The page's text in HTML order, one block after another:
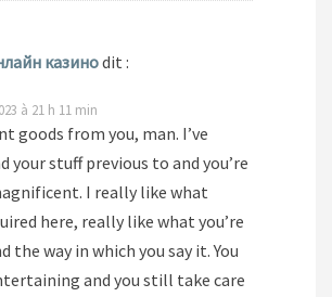
казиноdit :
à 21 h 11 min
goods from you, man. I’ve
your stuff previous to and you’re
I really like what
here, really like what you’re
the way in which you say it. You
and you still take care